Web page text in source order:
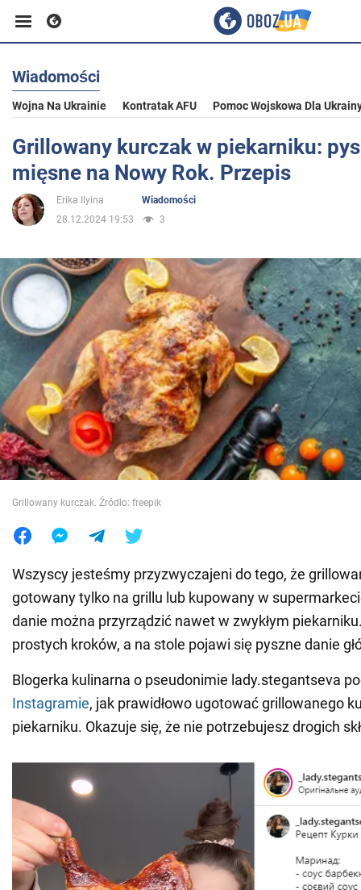
Biznes
Sport
Rozrywka
Polityka
Społeczeństwo
Wojna na Ukrainie
Świat
Jedzenie
Wiadomości
Wojna Na Ukrainie Kontratak AFU Pomoc Wojskowa Dla
Grillowany kurczak w piekarniku:
mięsne na Nowy Rok. Przepis
Erika Ilyina
Wiadomości
28.12.2024 19:53
3
Grillowany kurczak. Źródło: freepik
Wszyscy jesteśmy przyzwyczajeni do tego, że
gotowany tylko na grillu lub kupowany w
danie można przyrządzić nawet w zwykłym
prostych kroków, a na stole pojawi się pyszne danie
Blogerka kulinarna o pseudonimie lady.stegantseva
Instagramie, jak prawidłowo ugotować grillowanego
piekarniku. Okazuje się, że nie potrzebujesz drogich